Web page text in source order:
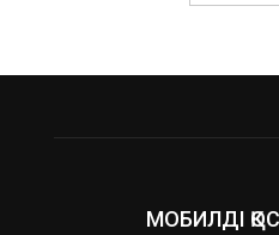
МОБИЛДІ